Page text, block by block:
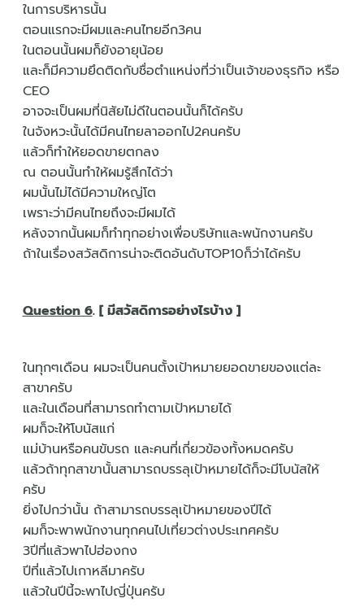
ในการบริหารนั้น
ตอนแรกจะมีผมและคนไทยอีก3คน
ในตอนนั้นผมก็ยังอายุน้อย
และก็มีความยึดติดกับชื่อตำแหน่งที่ว่าเป็นเจ้าของธุรกิจ หรือ
CEO
อาจจะเป็นผมที่นิสัยไม่ดีในตอนนั้นก็ได้ครับ
ในจังหวะนั้นได้มีคนไทยลาออกไป2คนครับ
แล้วก็ทำให้ยอดขายตกลง
ณ ตอนนั้นทำให้ผมรู้สึกได้ว่า
ผมนั้นไม่ได้มีความใหญ่โต
เพราะว่ามีคนไทยถึงจะมีผมได้
หลังจากนั้นผมก็ทำทุกอย่างเพื่อบริษัทและพนักงานครับ
ถ้าในเรื่องสวัสดิการน่าจะติดอันดับTOP10ก็ว่าได้ครับ
Question 6. [ มีสวัสดิการอย่างไรบ้าง ]
ในทุกๆเดือน ผมจะเป็นคนตั้งเป้าหมายยอดขายของแต่ละ
สาขาครับ
และในเดือนที่สามารถทำตามเป้าหมายได้
ผมก็จะให้โบนัสแก่
แม่บ้านหรือคนขับรถ และคนที่เกี่ยวข้องทั้งหมดครับ
แล้วถ้าทุกสาขานั้นสามารถบรรลุเป้าหมายได้ก็จะมีโบนัสให้
ครับ
ยิ่งไปกว่านั้น ถ้าสามารถบรรลุเป้าหมายของปีได้
ผมก็จะพาพนักงานทุกคนไปเที่ยวต่างประเทศครับ
3ปีที่แล้วพาไปฮ่องกง
ปีที่แล้วไปเกาหลีมาครับ
แล้วในปีนี้จะพาไปญี่ปุ่นครับ